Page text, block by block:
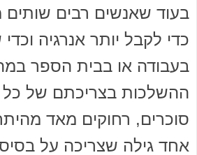
בעוד שאנשים רבים
כדי לקבל יותר אנרגיה
בעבודה או בבית הספר
ההשלכות בצריכתם של
סוכרים, רחוקים מאד
אחד גילה שצריכה על